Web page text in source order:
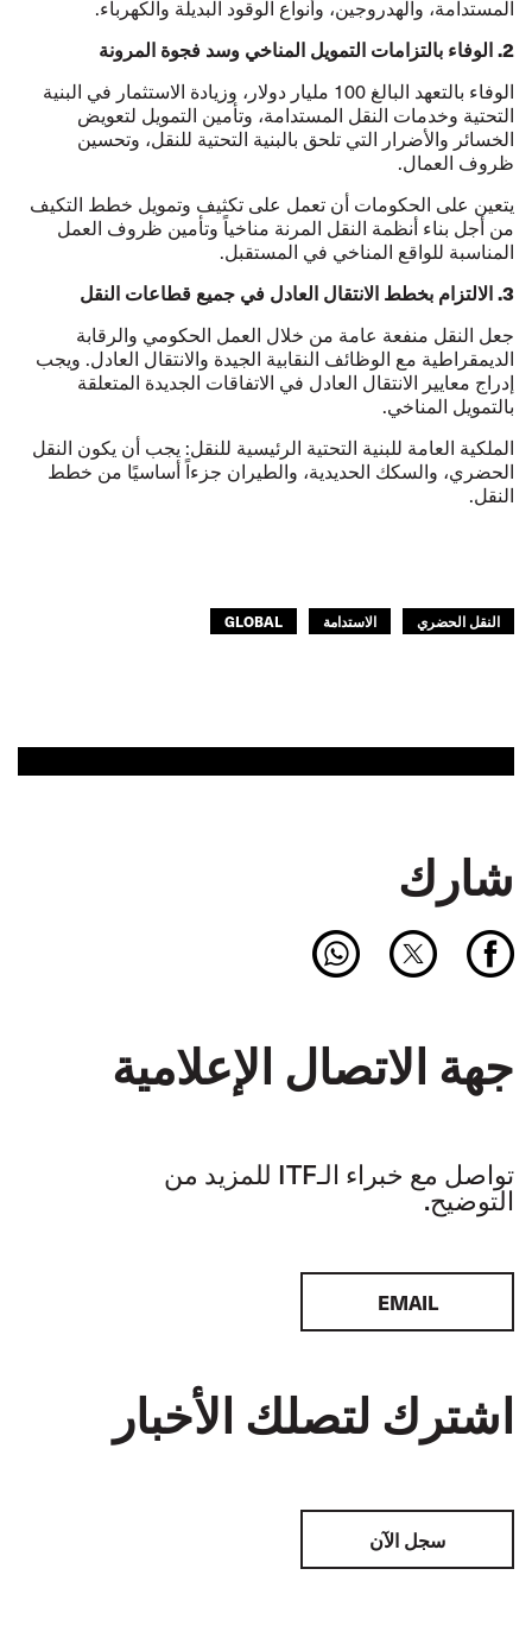
المستدامة، والهدروجين، وأنواع الوقود البديلة والكهرباء.
2. الوفاء بالتزامات التمويل المناخي وسد فجوة المرونة
الوفاء بالتعهد البالغ 100 مليار دولار، وزيادة الاستثمار في البنية
التحتية وخدمات النقل المستدامة، وتأمين التمويل لتعويض
الخسائر والأضرار التي تلحق بالبنية التحتية للنقل، وتحسين
ظروف العمال.
يتعين على الحكومات أن تعمل على تكثيف وتمويل خطط التكيف
من أجل بناء أنظمة النقل المرنة مناخياً وتأمين ظروف العمل
المناسبة للواقع المناخي في المستقبل.
3. الالتزام بخطط الانتقال العادل في جميع قطاعات النقل
جعل النقل منفعة عامة من خلال العمل الحكومي والرقابة
الديمقراطية مع الوظائف النقابية الجيدة والانتقال العادل. ويجب
إدراج معايير الانتقال العادل في الاتفاقات الجديدة المتعلقة
بالتمويل المناخي.
الملكية العامة للبنية التحتية الرئيسية للنقل: يجب أن يكون النقل
الحضري، والسكك الحديدية، والطيران جزءاً أساسيًا من خطط
النقل.
النقل الحضري الاستدامة GLOBAL
شارك
جهة الاتصال الإعلامية
تواصل مع خبراء الـITF للمزيد من
التوضيح.
EMAIL
اشترك لتصلك الأخبار
سجل الآن